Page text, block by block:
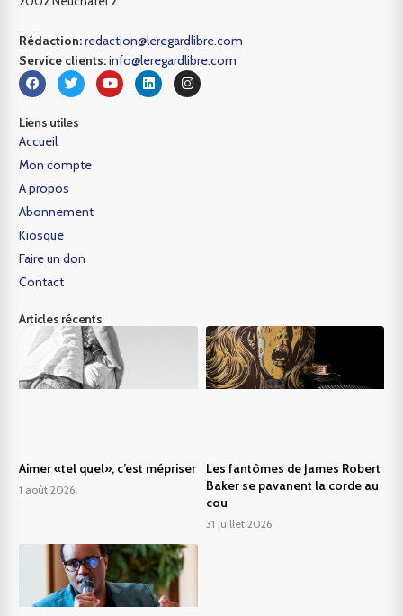
Rédaction:redaction@leregardlibre.com
Service clients:info@leregardlibre.com
Liens utiles
Accueil
Mon compte
A propos
Abonnement
Kiosque
Faire un don
Contact
Articles récents
Aimer «tel quel», c’est mépriser
1 août 2026
Les fantômes de James Robert
Baker se pavanent la corde au
cou
31 juillet 2026